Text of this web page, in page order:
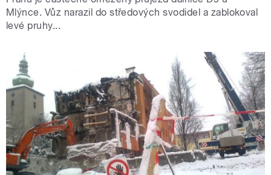
Mlýnce. Vůz narazil do středových svodidel a zablokoval
levé pruhy...